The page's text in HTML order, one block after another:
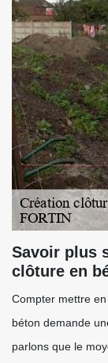
Savoir plus
clôture en
Compter mettre
béton demande
parlons que le